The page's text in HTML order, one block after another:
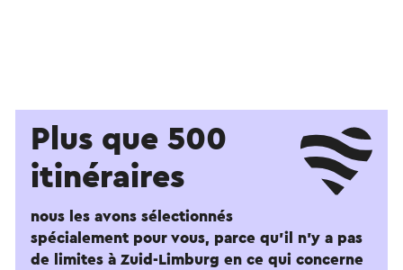
Plus que 500
itinéraires
nous les avons sélectionnés
spécialement pour vous, parce qu'il n'y a pas
de limites à Zuid-Limburg en ce qui concerne